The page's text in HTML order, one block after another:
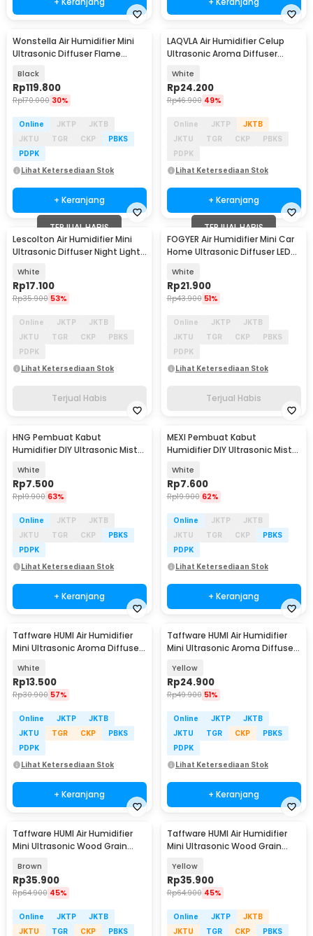
Wonstella Air Humidifier Mini
Ultrasonic Diffuser Flame
Black
Rp119.800
Rp170.000 30%
Online JKTP
JKTB
JKTU
TGR CKP
PBKS
PDPK
Lihat Ketersediaan Stok
+ Keranjang
LAQVLA Air Humidifier Celup
Ultrasonic Aroma Diffuser
White
Rp24.200
Rp46.900 49%
Online JKTP
JKTB
JKTU
TGR CKP
PBKS
PDPK
Lihat Ketersediaan Stok
+ Keranjang
TERJUAL HABIS
Lescolton Air Humidifier Mini
Ultrasonic Diffuser Night Light
White
Rp17.100
Rp35.900 53%
Online JKTP
JKTB
JKTU
TGR CKP
PBKS
PDPK
Lihat Ketersediaan Stok
Terjual Habis
TERJUAL HABIS
FOGYER Air Humidifier Mini Car
Home Ultrasonic Diffuser LED
White
Rp21.900
Rp43.900 51%
Online JKTP
JKTB
JKTU
TGR CKP
PBKS
PDPK
Lihat Ketersediaan Stok
Terjual Habis
HNG Pembuat Kabut
Humidifier DIY Ultrasonic Mist
White
Rp7.500
Rp19.900 63%
Online JKTP
JKTB
JKTU
TGR CKP
PBKS
PDPK
Lihat Ketersediaan Stok
+ Keranjang
MEXI Pembuat Kabut
Humidifier DIY Ultrasonic Mist
White
Rp7.600
Rp19.900 62%
Online JKTP
JKTB
JKTU
TGR CKP
PBKS
PDPK
Lihat Ketersediaan Stok
+ Keranjang
Taffware HUMI Air Humidifier
Mini Ultrasonic Aroma Diffuser
White
Rp13.500
Rp30.900 57%
Online JKTP
JKTB
JKTU
TGR CKP
PBKS
PDPK
Lihat Ketersediaan Stok
+ Keranjang
Taffware HUMI Air Humidifier
Mini Ultrasonic Aroma Diffuser
Yellow
Rp24.900
Rp49.900 51%
Online JKTP
JKTB
JKTU
TGR CKP
PBKS
PDPK
Lihat Ketersediaan Stok
+ Keranjang
Taffware HUMI Air Humidifier
Mini Ultrasonic Wood Grain
Brown
Rp35.900
Rp64.900 45%
Online JKTP
JKTB
JKTU
TGR CKP
PBKS
Taffware HUMI Air Humidifier
Mini Ultrasonic Wood Grain
Yellow
Rp35.900
Rp64.900 45%
Online JKTP
JKTB
JKTU
TGR CKP
PBKS